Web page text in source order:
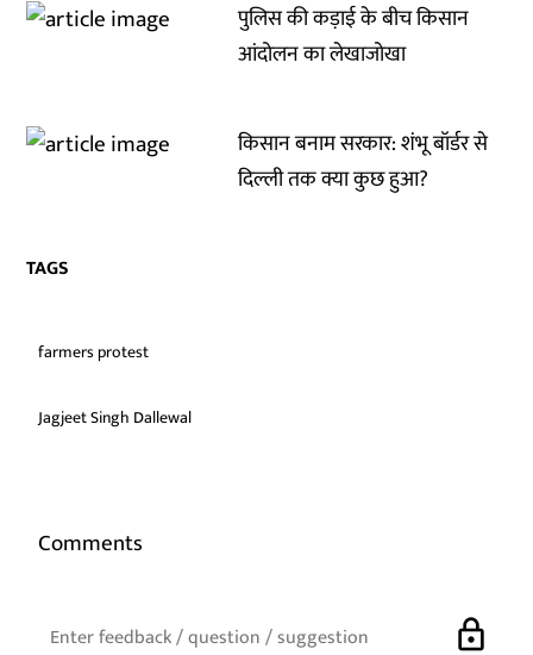
पुलिस की कड़ाई के बीच किसान
आंदोलन का लेखाजोखा
किसान बनाम सरकार: शंभू बॉर्डर से
दिल्ली तक क्या कुछ हुआ?
TAGS
farmers protest
Jagjeet Singh Dallewal
Comments
lock